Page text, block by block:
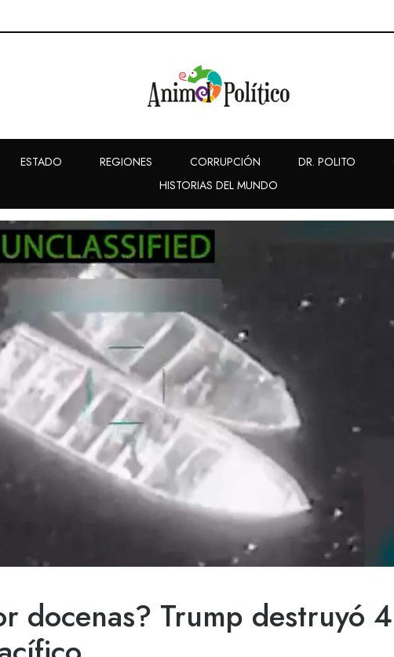
ESTADO REGIONES CORRUPCIÓN DR. POLITO
HISTORIAS DEL MUNDO
docenas? Trump destruyó 4